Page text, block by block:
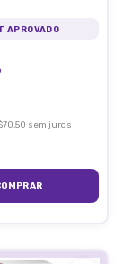
APROVADO
sem juros